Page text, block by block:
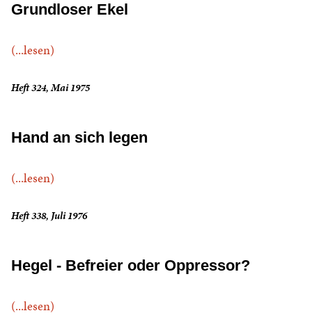
Grundloser Ekel
(...lesen)
Heft 324, Mai 1975
Hand an sich legen
(...lesen)
Heft 338, Juli 1976
Hegel - Befreier oder Oppressor?
(...lesen)